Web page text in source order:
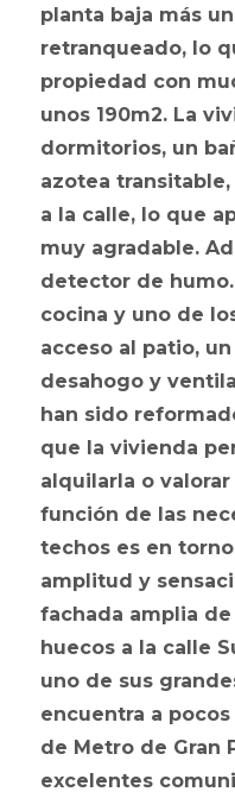
planta baja más
retranqueado, lo
propiedad con
unos 190m2. La
dormitorios, un
azotea
a la calle, lo que
muy agradable.
detector de
cocina y uno de
acceso al patio,
desahogo y
han sido
que la vivienda
alquilarla o
función de las
techos es en
amplitud y
fachada amplia
huecos a la calle
uno de sus
encuentra a
de Metro de Gran
excelentes